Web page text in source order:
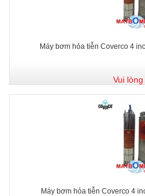
Máy bơm hỏa tiễn Coverco 4
Vui lòng
Máy bơm hỏa tiễn Coverco 4